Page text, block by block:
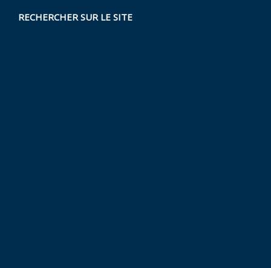
RECHERCHER SUR LE SITE